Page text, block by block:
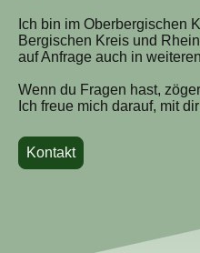
Ich bin im Oberbergischen
Bergischen Kreis und
auf Anfrage auch in
Wenn du Fragen hast,
Ich freue mich darauf, mit
Kontakt